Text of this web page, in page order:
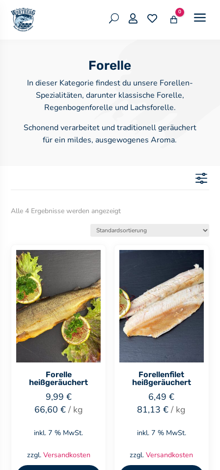
U   Warenkorb
0 a
Forelle
In dieser Kategorie findest du unsere Forellen-
Spezialitäten, darunter klassische Forelle,
Regenbogenforelle und Lachsforelle.
Schonend verarbeitet und traditionell geräuchert
für ein mildes, ausgewogenes Aroma.
f
Alle 4 Ergebnisse werden angezeigt
Forelle
heißgeräuchert
9,99 €
66,60 €/ kg
inkl. 7 % MwSt.
zzgl. Versandkosten
Forellenfilet
heißgeräuchert
6,49€
81,13€ / kg
inkl. 7 % MwSt.
zzgl.Versandkosten